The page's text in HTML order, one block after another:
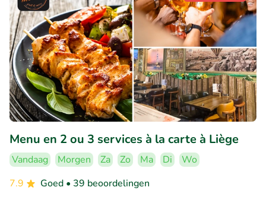
Menu en 2 ou 3 services à la carte à Liège
Vandaag Morgen Za Zo Ma Di
Wo
7.9
Goed • 39 beoordelingen